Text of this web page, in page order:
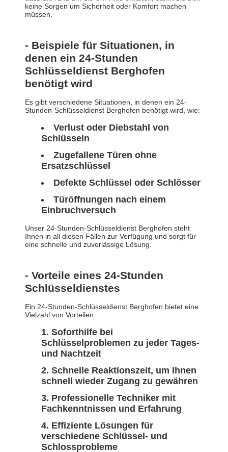
keine Sorgen um Sicherheit oder Komfort machen
müssen.
- Beispiele für Situationen, in
denen ein 24-Stunden
Schlüsseldienst Berghofen
benötigt wird
Es gibt verschiedene Situationen, in denen ein 24-
Stunden-Schlüsseldienst Berghofen benötigt wird, wie:
Verlust oder Diebstahl von
Schlüsseln
Zugefallene Türen ohne
Ersatzschlüssel
Defekte Schlüssel oder Schlösser
Türöffnungen nach einem
Einbruchversuch
Unser 24-Stunden-Schlüsseldienst Berghofen steht
Ihnen in all diesen Fällen zur Verfügung und sorgt für
eine schnelle und zuverlässige Lösung.
- Vorteile eines 24-Stunden
Schlüsseldienstes
Ein 24-Stunden-Schlüsseldienst Berghofen bietet eine
Vielzahl von Vorteilen:
Soforthilfe bei
Schlüsselproblemen zu jeder Tages-
und Nachtzeit
Schnelle Reaktionszeit, um Ihnen
schnell wieder Zugang zu gewähren
Professionelle Techniker mit
Fachkenntnissen und Erfahrung
Effiziente Lösungen für
verschiedene Schlüssel- und
Schlossprobleme